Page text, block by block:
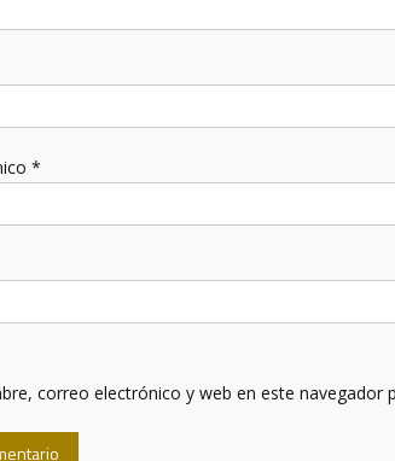
*
correo electrónico y web en este navegador